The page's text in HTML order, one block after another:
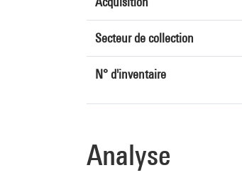
Secteur de collection
N° d'inventaire
Analyse